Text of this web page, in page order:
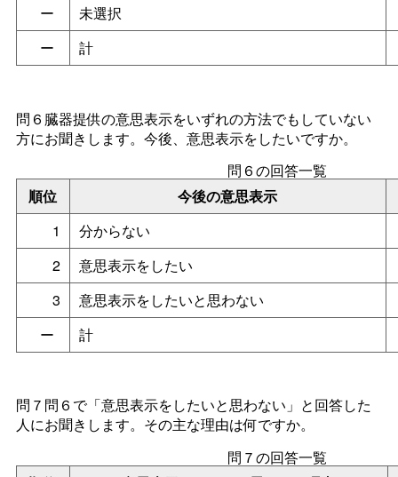
ー
未選択
ー
計
問６臓器提供の意思表示をいずれの方法でもしていない
方にお聞きします。今後、意思表示をしたいですか。
順位 今後の意思表示
問６の回答一覧
1
分からない
2
意思表示をしたい
3
意思表示をしたいと思わない
ー
計
問７問６で「意思表示をしたいと思わない」と回答した
人にお聞きします。その主な理由は何ですか。
問７の回答一覧